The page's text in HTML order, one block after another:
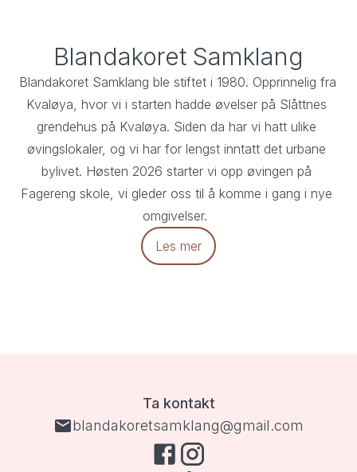
Blandakoret Samklang
Blandakoret Samklang ble stiftet i 1980. Opprinnelig fra
Kvaløya, hvor vi i starten hadde øvelser på Slåttnes
grendehus på Kvaløya. Siden da har vi hatt ulike
øvingslokaler, og vi har for lengst inntatt det urbane
bylivet. Høsten 2026 starter vi opp øvingen på
Fagereng skole, vi gleder oss til å komme i gang i nye
omgivelser.
Les mer
Ta kontakt
blandakoretsamklang@gmail.com